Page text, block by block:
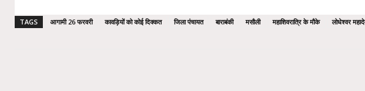
TAGS आगामी 26 फरवरी कावड़ियों को कोई दिक्कत जिला पंचायत बाराबंकी मसौली महाशिवरात्रि के मौके लोधेश्वर